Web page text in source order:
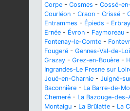
Corpe - Cosmes - Cossé-
Courléon - Craon - Crissé -
Entrammes - Épieds - Erbray
Ernée - Évron - Faymoreau -
Fontenay-le-Comte -
Fougeré - Gennes-Val-de-
Grazay - Grez-en-Bouère -
Ingrandes-Le Fresne sur
Joué-en-Charnie - Juigné-
Baconnière - La Barre-de-
Chemeré - La Bazouge-des-
Montaigu - La Brûlatte - La